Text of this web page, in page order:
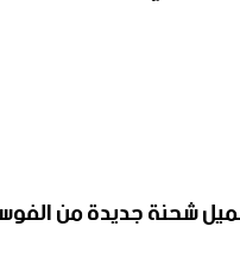
الفوسفات السوري تبلغ نحو 14